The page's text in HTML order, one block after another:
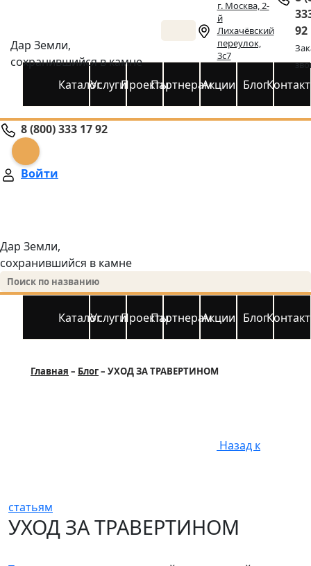
Дар Земли,
сохранившийся в камне
г. Москва, 2-
й
Лихачёвский
переулок,
3с7
92
КаталогУслугиПроектыПартнерамАкции Блог
8 (800) 333 17 92
Войти
Дар Земли,
сохранившийся в камне
КаталогУслугиПроектыПартнерамАкции Блог
Главная Блог УХОД ЗА ТРАВЕРТИНОМ
Назад к
статьям
УХОД ЗА ТРАВЕРТИНОМ